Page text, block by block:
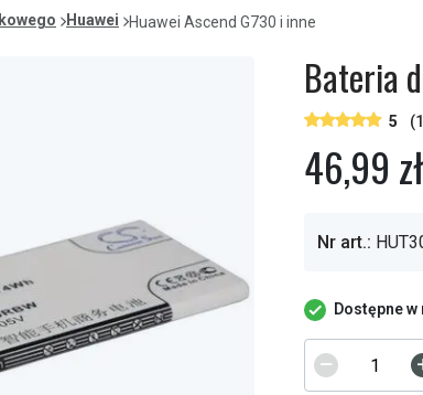
Huawei Huawei Ascend G730 i inne
Bateria
5
46,99 zł
Nr art.:
Dostępne